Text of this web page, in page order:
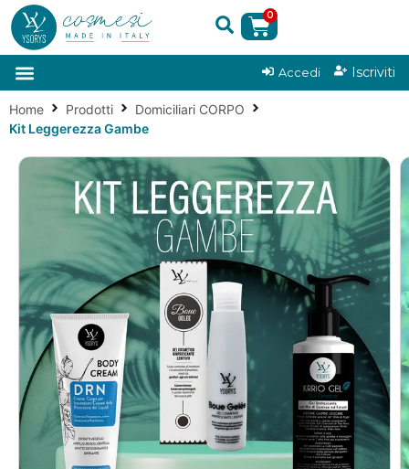
0
Accedi Iscriviti
Home Prodotti
Domiciliari CORPO
Kit Leggerezza Gambe